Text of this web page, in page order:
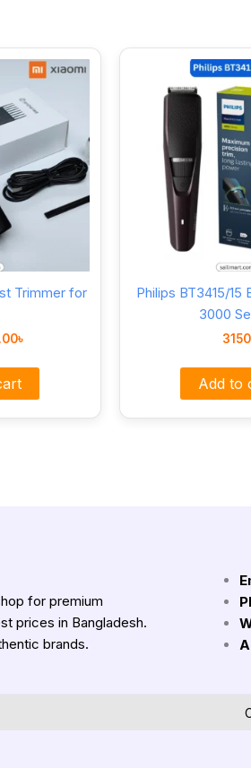
Trimmer for
৳
Philips BT3415/15
3000
Add to
for premium
prices in Bangladesh.
brands.